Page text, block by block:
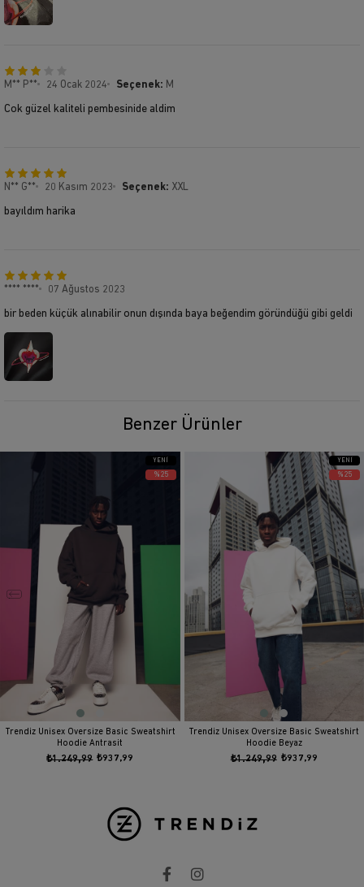
M** P** 24 Ocak 2024 Seçenek: M
Cok güzel kaliteli pembesinide aldim
N** G** 20 Kasım 2023 Seçenek: XXL
bayıldım harika
**** **** 07 Ağustos 2023
bir beden küçük alınabilir onun dışında baya beğendim göründüğü gibi geldi
Benzer Ürünler
Trendiz Unisex Oversize Basic Sweatshirt
Hoodie Antrasit
₺937,99
₺1.249,99
YENI
ÜRÜN
%25
Trendiz Unisex Oversize Basic Sweatshirt
Hoodie Beyaz
₺937,99
₺1.249,99
YENI
ÜRÜN
%25